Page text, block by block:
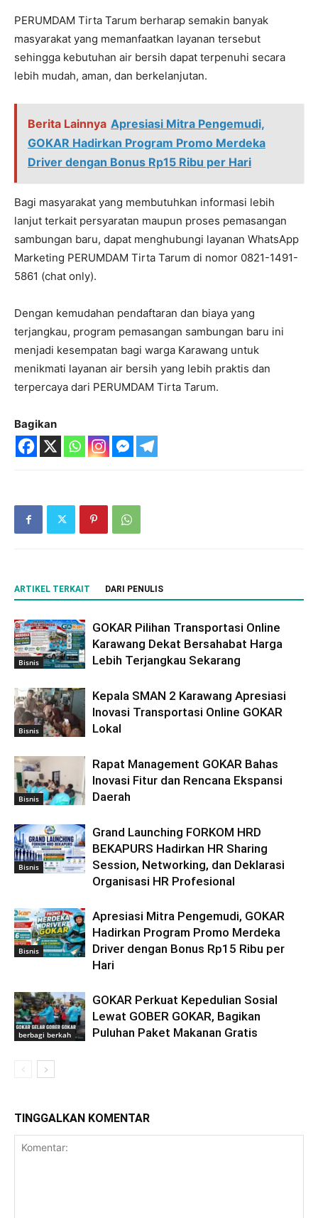
PERUMDAM Tirta Tarum berharap semakin banyak
masyarakat yang memanfaatkan layanan tersebut
sehingga kebutuhan air bersih dapat terpenuhi secara
lebih mudah, aman, dan berkelanjutan.
Berita Lainnya Apresiasi Mitra Pengemudi,
GOKAR Hadirkan Program Promo Merdeka
Driver dengan Bonus Rp15 Ribu per Hari
Bagi masyarakat yang membutuhkan informasi lebih
lanjut terkait persyaratan maupun proses pemasangan
sambungan baru, dapat menghubungi layanan WhatsApp
Marketing PERUMDAM Tirta Tarum di nomor 0821-1491-
5861 (chat only).
Dengan kemudahan pendaftaran dan biaya yang
terjangkau, program pemasangan sambungan baru ini
menjadi kesempatan bagi warga Karawang untuk
menikmati layanan air bersih yang lebih praktis dan
terpercaya dari PERUMDAM Tirta Tarum.
Bagikan
ARTIKEL TERKAIT DARI PENULIS
Bisnis
GOKAR Pilihan Transportasi Online
Karawang Dekat Bersahabat Harga
Lebih Terjangkau Sekarang
Bisnis
Kepala SMAN 2 Karawang Apresiasi
Inovasi Transportasi Online GOKAR
Lokal
Bisnis
Rapat Management GOKAR Bahas
Inovasi Fitur dan Rencana Ekspansi
Daerah
Bisnis
Grand Launching FORKOM HRD
BEKAPURS Hadirkan HR Sharing
Session, Networking, dan Deklarasi
Organisasi HR Profesional
Bisnis
Apresiasi Mitra Pengemudi, GOKAR
Hadirkan Program Promo Merdeka
Driver dengan Bonus Rp15 Ribu per
Hari
berbagi berkah
GOKAR Perkuat Kepedulian Sosial
Lewat GOBER GOKAR, Bagikan
Puluhan Paket Makanan Gratis
TINGGALKAN KOMENTAR